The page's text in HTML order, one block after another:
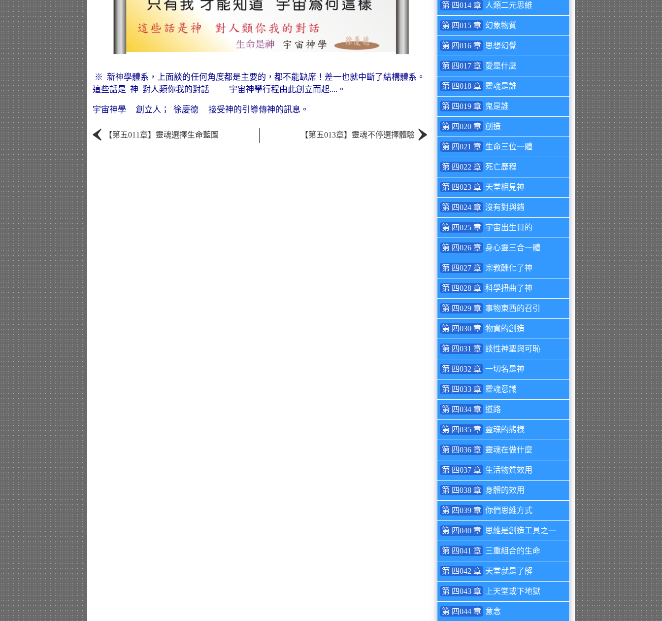
※ 新神學體系，上面談的任何角度都是主要的，都不能缺席！差一也就中斷了結構體系。
這些話是 神 對人類你我的對話 宇宙神學行程由此創立而起....。
宇宙神學 創立人； 徐慶德 接受神的引導傳神的訊息。
‹ 【第五011章】靈魂選擇生命藍圖 【第五013章】靈魂不停選擇體驗 ›
第 四014 章 人類二元思維
第 四015 章 幻象物質
第 四016 章 思想幻覺
第 四017 章 愛是什麼
第 四018 章 靈魂是誰
第 四019 章 鬼是誰
第 四020 章 創造
第 四021 章 生命三位一體
第 四022 章 死亡歷程
第 四023 章 天堂相見神
第 四024 章 沒有對與錯
第 四025 章 宇宙出生目的
第 四026 章 身心靈三合一體
第 四027 章 宗教酬化了神
第 四028 章 科學扭曲了神
第 四029 章 事物東西的召引
第 四030 章 物資的創造
第 四031 章 談性神聖與可恥
第 四032 章 一切名是神
第 四033 章 靈魂意識
第 四034 章 道路
第 四035 章 靈魂的態樣
第 四036 章 靈魂在做什麼
第 四037 章 生活物質效用
第 四038 章 身體的效用
第 四039 章 你們思維方式
第 四040 章 思維是創造工具之一
第 四041 章 三重組合的生命
第 四042 章 天堂就是了解
第 四043 章 上天堂或下地獄
第 四044 章 意念